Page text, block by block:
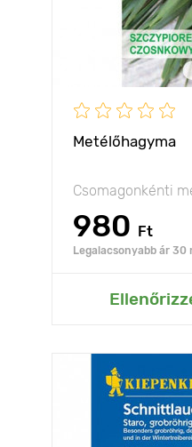
Metélőhagyma
Csomagonkénti
980 Ft
Legalacsonyabb ár 30